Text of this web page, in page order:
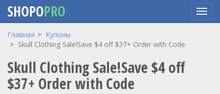
Перейти
содержанию
SHOPOPRO
Главная
Купоны
Skull Clothing Sale!Save $4 off $37+ Order with Code
Skull Clothing Sale!Save $4 off
$37+ Order with Code